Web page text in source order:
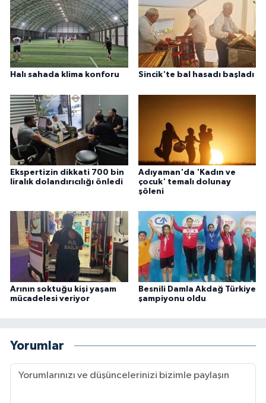
Halı sahada klima konforu Sincik'te bal hasadı başladı
Ekspertizin dikkati 700 bin
liralık dolandırıcılığı önledi
Adıyaman'da 'Kadın ve
çocuk' temalı dolunay
şöleni
Arının soktuğu kişi yaşam
mücadelesi veriyor
Besnili Damla Akdağ Türkiye
şampiyonu oldu
Yorumlar